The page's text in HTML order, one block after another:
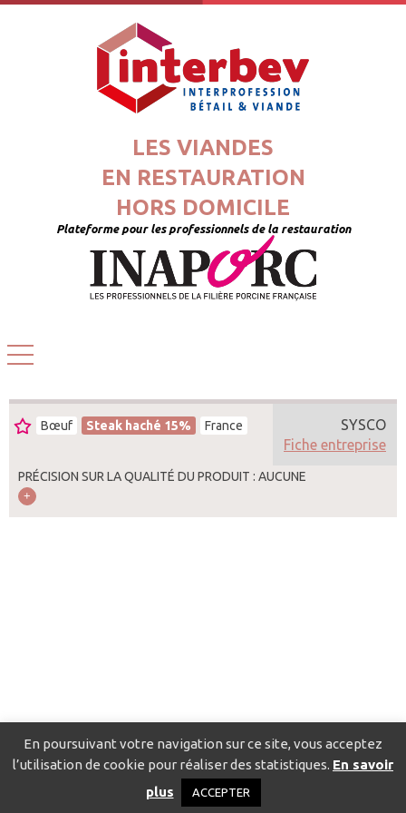
LES VIANDES
EN RESTAURATION
HORS DOMICILE
Plateforme pour les professionnels de la restauration
Bœuf Steak haché 15% France
PRÉCISION SUR LA QUALITÉ DU PRODUIT : AUCUNE
SYSCO
Fiche entreprise
Catalogue pour localiser les fournisseurs
Politique de confidentialité
En poursuivant votre navigation sur ce site, vous acceptez
l’utilisation de cookie pour réaliser des statistiques. En savoir
plus
ACCEPTER